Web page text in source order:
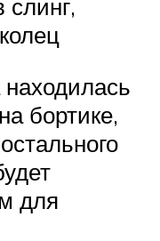
бортике,
для